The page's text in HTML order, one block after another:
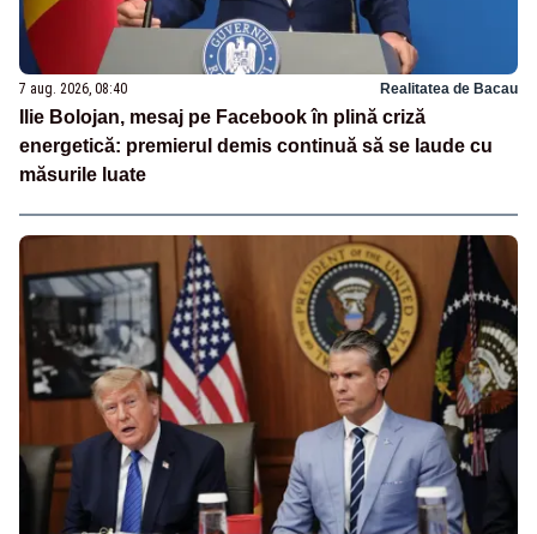
7 aug. 2026, 08:40 Realitatea de Bacau
Ilie Bolojan, mesaj pe Facebook în plină criză
energetică: premierul demis continuă să se laude cu
măsurile luate